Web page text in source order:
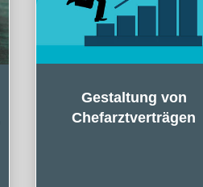
Gestaltung von
Chefarztverträgen